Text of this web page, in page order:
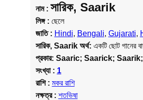
নাম : সারিক, Saarik
লিঙ্গ : ছেলে
জাতি : Hindi, Bengali, Gujarati,
সারিক, Saarikঅর্থ: একটি ছোট গানের
প্রকার: Saaric; Saarick;
সংখ্যা : 1
রাশি : মকর রাশি
নক্ষত্র : শতভিষা